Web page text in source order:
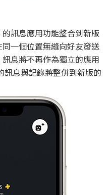
訊息應用功能整合到新版
一個位置無縫向好友發送
息將不再作為獨立的應用
訊息與記錄將整併到新版的